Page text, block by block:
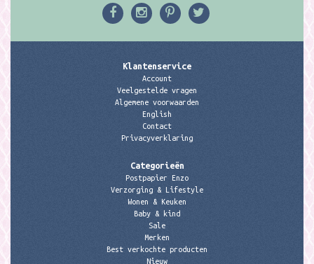
Klantenservice
Account
Veelgestelde vragen
Algemene voorwaarden
English
Contact
Privacyverklaring
Categorieën
Postpapier Enzo
Verzorging & Lifestyle
Wonen & Keuken
Baby & kind
Sale
Merken
Best verkochte producten
Nieuw